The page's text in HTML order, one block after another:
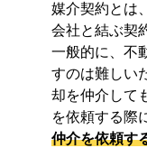
媒介契約とは
会社と結ぶ契
一般的に、不
すのは難しい
却を仲介して
を依頼する際
仲介を依頼す